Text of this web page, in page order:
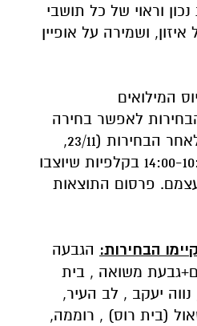
וראוי של כל תושבי
ושמירה על אופיין
המילואים
לאפשר בחירה
גם בשני ימי השישי שלאחר הבחירות (23/11,
ו-30/11), בין השעות 14:00-10:00 בקלפיות שיוצבו
פרסום התוצאות
הבחירות: הגבעה
משואה , בית
יעקב , לב העיר,
(בית רוס) , רוממה,